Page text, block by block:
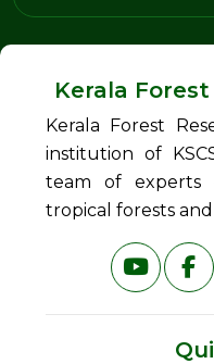
Kerala
Kerala Forest
institution of
team of experts
tropical forests